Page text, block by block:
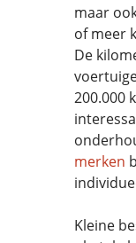
maar
of meer
De
200.000
merken
Kleine